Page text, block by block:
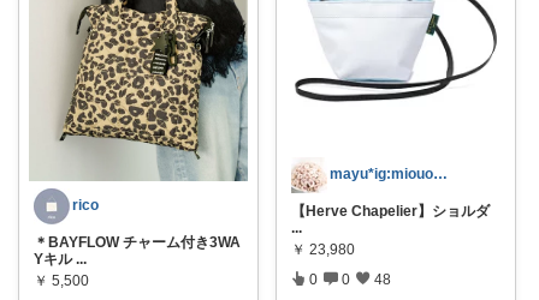
rico
＊BAYFLOW チャーム付き3WA
Yキル ...
￥ 5,500
mayu*ig:miouor_home
【Herve Chapelier】ショルダ
...
￥ 23,980
0 0 48